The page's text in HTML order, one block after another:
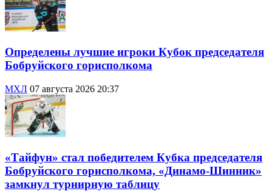
Определены лучшие игроки Кубок председателя
Бобруйского горисполкома
МХЛ 07 августа 2026 20:37
«Тайфун» стал победителем Кубка председателя
Бобруйского горисполкома, «Динамо-Шинник»
замкнул турнирную таблицу